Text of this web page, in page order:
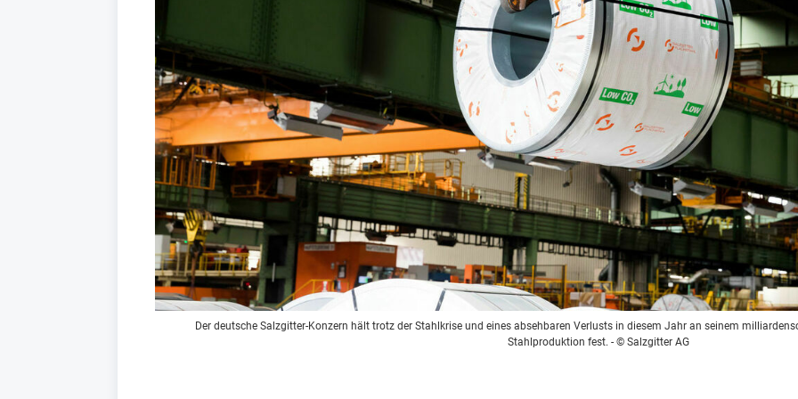
Der deutsche Salzgitter-Konzern hält trotz der Stahlkrise und eines absehbaren Verlusts in diesem Jahr an seinem
Stahlproduktion fest. - © Salzgitter AG